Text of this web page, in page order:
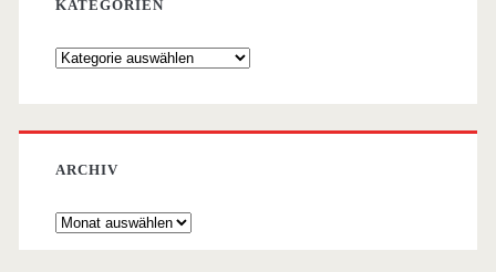
KATEGORIEN
Kategorien
ARCHIV
Archiv